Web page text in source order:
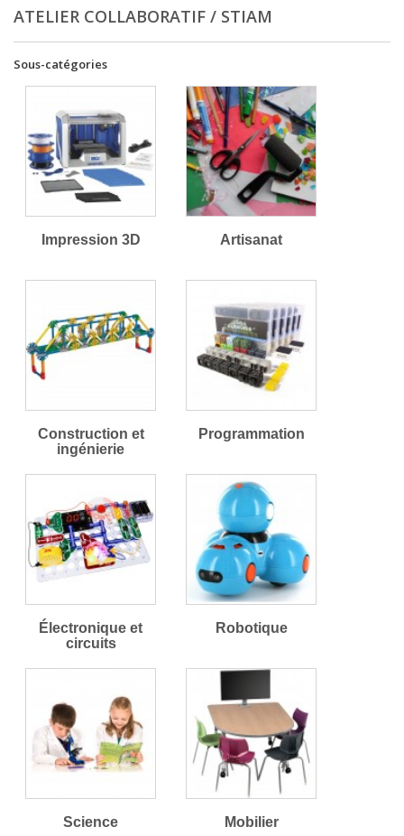
ATELIER COLLABORATIF / STIAM
Sous-catégories
Impression 3D Artisanat
Construction et
ingénierie
Programmation
Électronique et
circuits
Robotique
Science Mobilier